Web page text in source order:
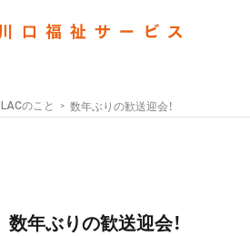
LACのこと 数年ぶりの歓送迎会！
数年ぶりの歓送迎会！